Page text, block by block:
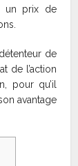
un prix de
de
de l’action
pour qu’il
avantage